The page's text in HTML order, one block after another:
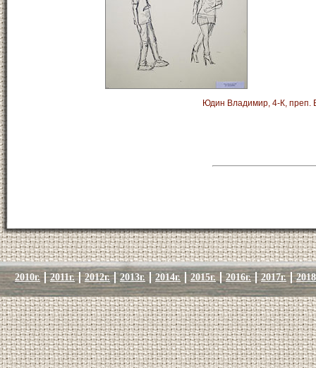
Юдин Владимир, 4-К,
2010г. 2011г. 2012г. 2013г. 2014г. 2015г. 2016г. 2017г.